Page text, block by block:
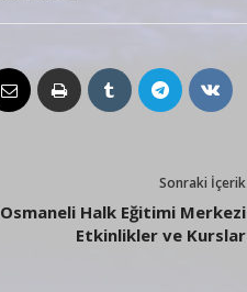
Sonraki İçerik
Osmaneli Halk Eğitimi Merkezi
Etkinlikler ve Kurslar